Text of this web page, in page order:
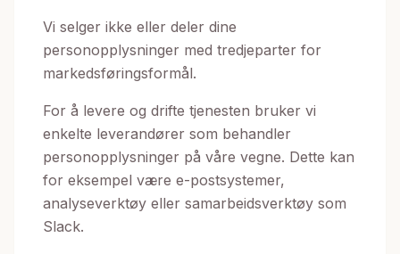
Vi selger ikke eller deler dine
personopplysninger med tredjeparter for
markedsføringsformål.
For å levere og drifte tjenesten bruker vi
enkelte leverandører som behandler
personopplysninger på våre vegne. Dette kan
for eksempel være e-postsystemer,
analyseverktøy eller samarbeidsverktøy som
Slack.